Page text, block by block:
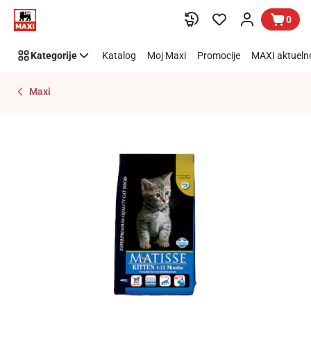
Preskoči link 0
Kategorije Katalog Moj Maxi Promocije MAXI
Maxi